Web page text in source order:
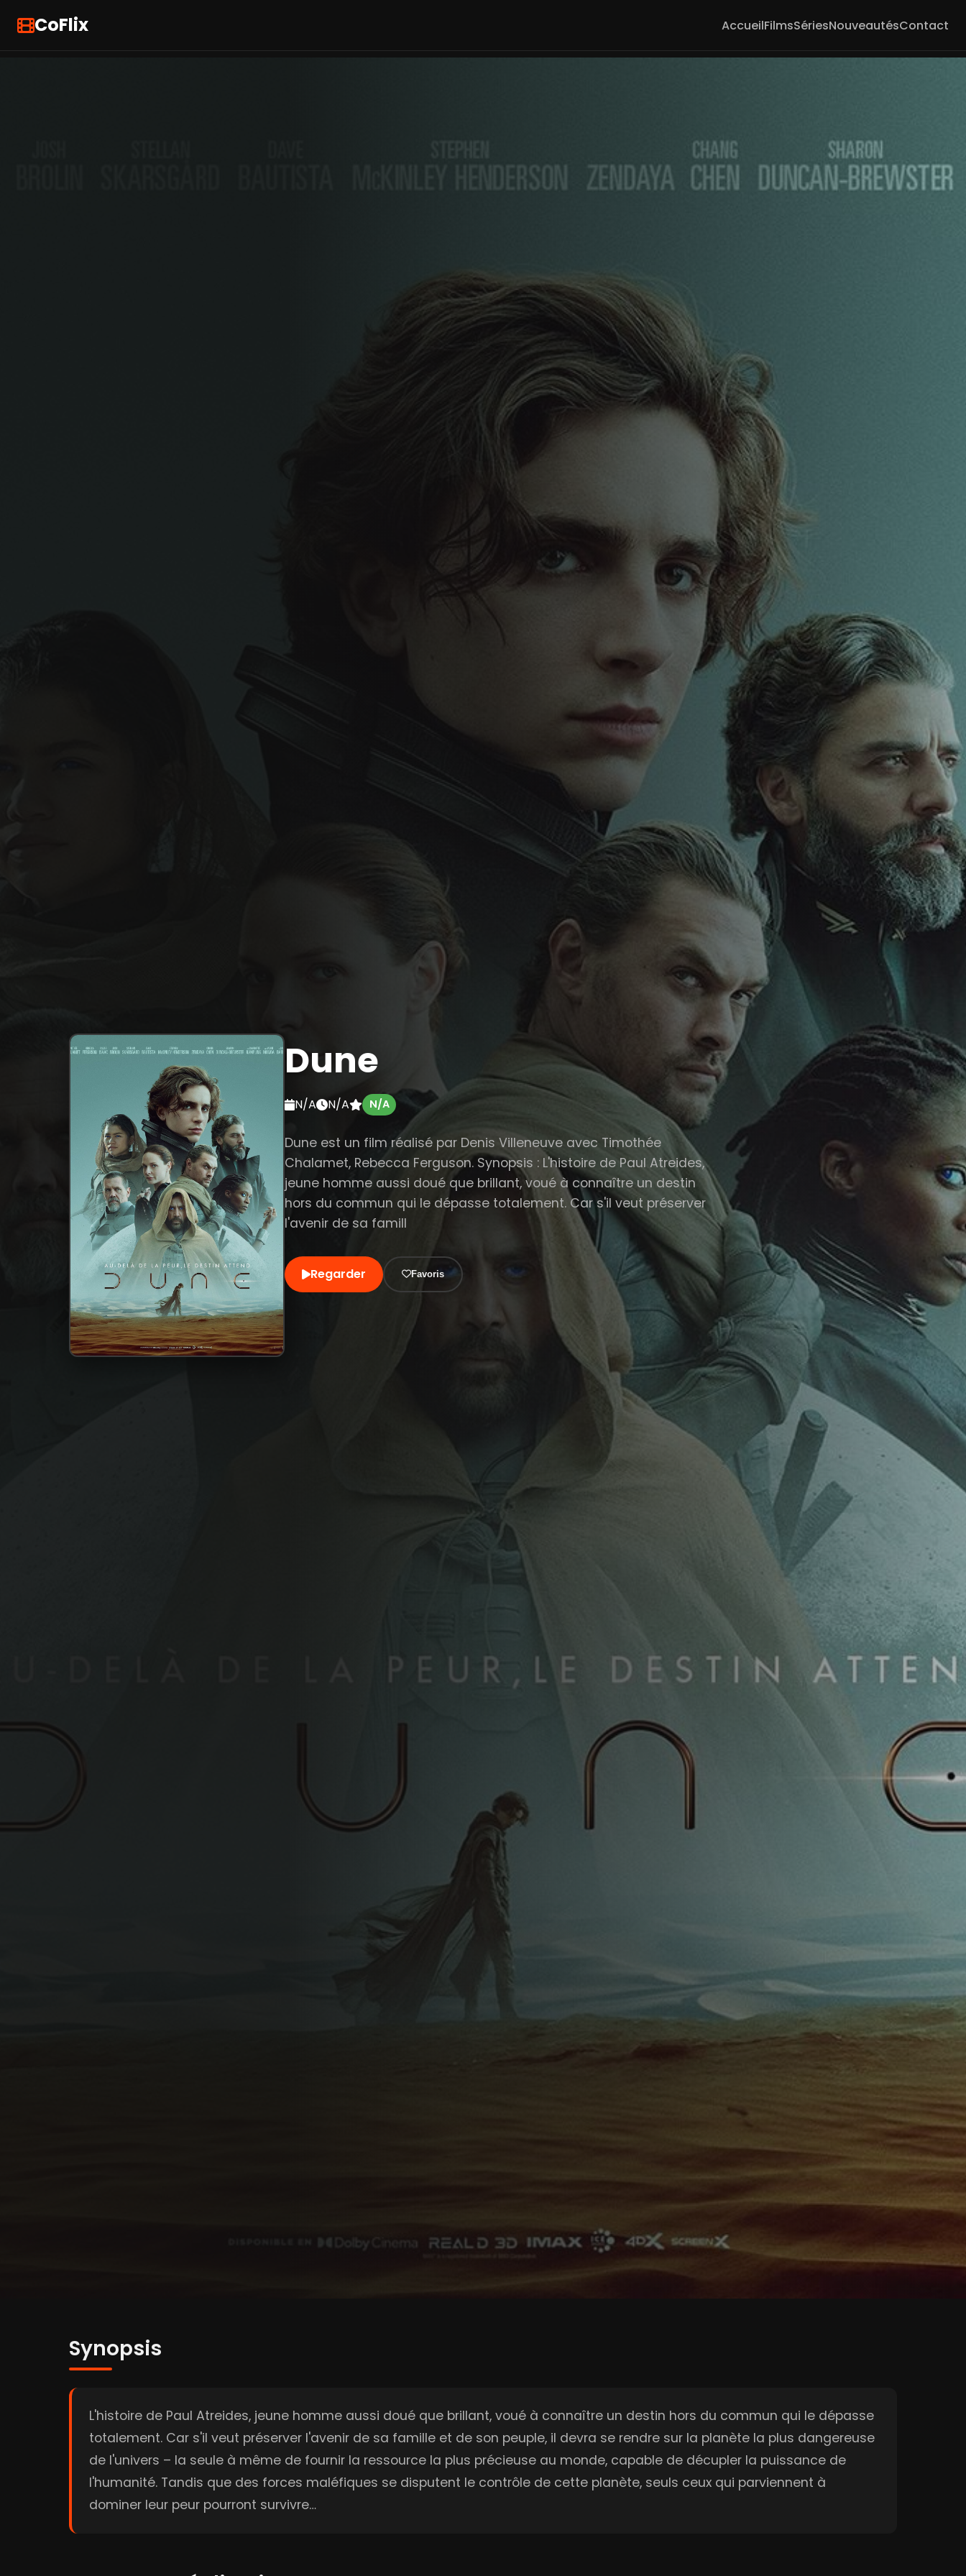
CoFlix AccueilFilmsSériesNouveautésContact
Dune
N/A N/A N/A
Dune est un film réalisé par Denis Villeneuve avec Timothée
Chalamet, Rebecca Ferguson. Synopsis : L'histoire de Paul Atreides,
jeune homme aussi doué que brillant, voué à connaître un destin
hors du commun qui le dépasse totalement. Car s'il veut préserver
l'avenir de sa famill
Regarder Favoris
Synopsis
L'histoire de Paul Atreides, jeune homme aussi doué que brillant, voué à connaître un destin hors du commun qui le dépasse
totalement. Car s'il veut préserver l'avenir de sa famille et de son peuple, il devra se rendre sur la planète la plus dangereuse
de l'univers – la seule à même de fournir la ressource la plus précieuse au monde, capable de décupler la puissance de
l'humanité. Tandis que des forces maléfiques se disputent le contrôle de cette planète, seuls ceux qui parviennent à
dominer leur peur pourront survivre…